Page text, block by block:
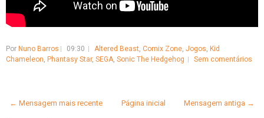
Por Nuno Barros 09:30 Altered Beast Comix Zone Jogos Kid
Chameleon Phantasy Star, SEGA Sonic The Hedgehog Sem comentários
← Mensagem mais recente Mensagem antiga →
Página inicial